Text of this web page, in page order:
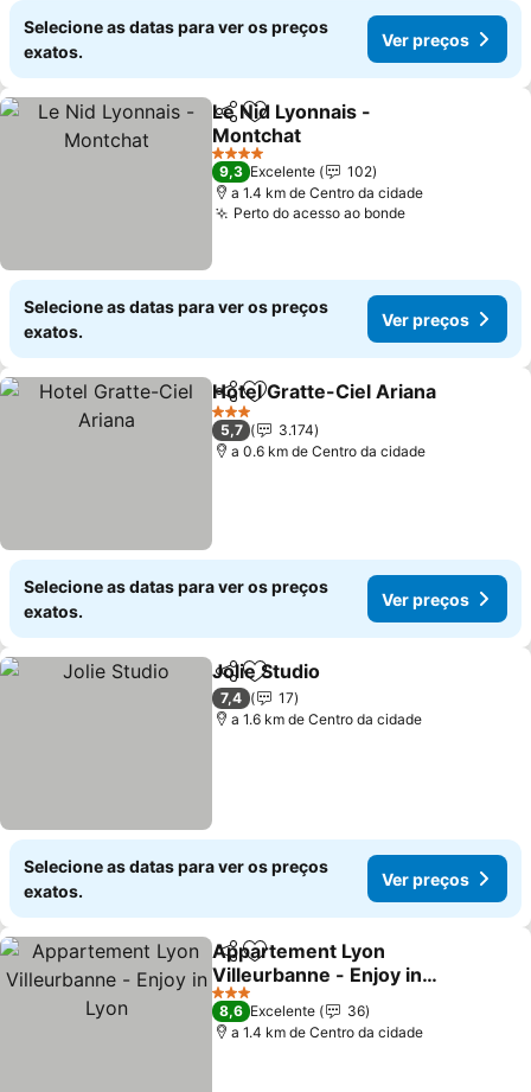
Selecione as datas para ver os preços
exatos.
Ver preços
PartilharAdicionar aos favoritos
Le Nid Lyonnais -
Montchat
4 Estrelas
9,3 Excelente
102
a 1.4 km de Centro da cidade
Perto do acesso ao bonde
Selecione as datas para ver os preços
exatos.
Ver preços
PartilharAdicionar aos favoritos
Hotel Gratte-Ciel Ariana
3 Estrelas
5,7
3.174
a 0.6 km de Centro da cidade
Selecione as datas para ver os preços
exatos.
Ver preços
PartilharAdicionar aos favoritos
Jolie Studio
7,4
17
a 1.6 km de Centro da cidade
Selecione as datas para ver os preços
exatos.
Ver preços
PartilharAdicionar aos favoritos
Appartement Lyon
Villeurbanne - Enjoy in
Lyon
3 Estrelas
8,6 Excelente
36
a 1.4 km de Centro da cidade